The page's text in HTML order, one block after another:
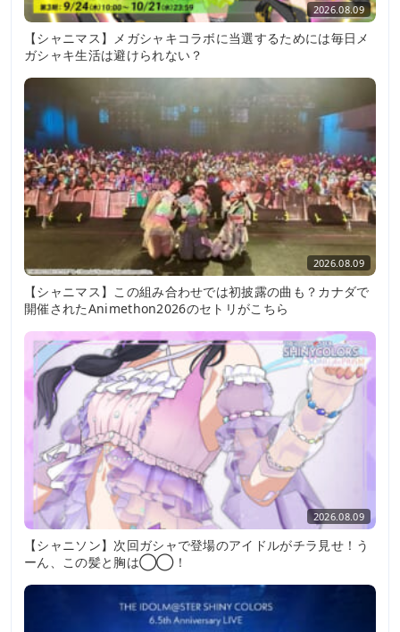
2026.08.09
【シャニマス】メガシャキコラボに当選するためには毎日メ
ガシャキ生活は避けられない？
2026.08.09
【シャニマス】この組み合わせでは初披露の曲も？カナダで
開催されたAnimethon2026のセトリがこちら
2026.08.09
【シャニソン】次回ガシャで登場のアイドルがチラ見せ！う
ーん、この髪と胸は◯◯！